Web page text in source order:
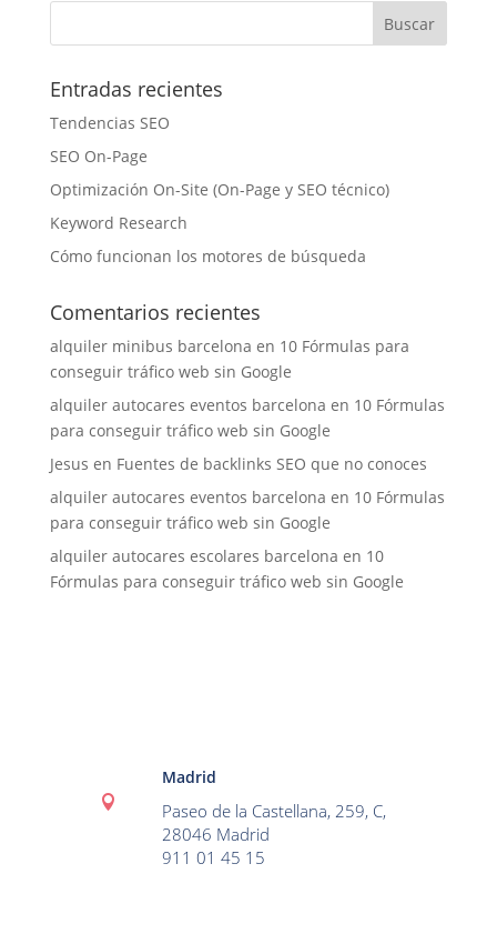
Entradas recientes
Tendencias SEO
SEO On-Page
Optimización On-Site (On-Page y SEO técnico)
Keyword Research
Cómo funcionan los motores de búsqueda
Comentarios recientes
alquiler minibus barcelona en 10 Fórmulas para
conseguir tráfico web sin Google
alquiler autocares eventos barcelona en 10 Fórmulas
para conseguir tráfico web sin Google
Jesus en Fuentes de backlinks SEO que no conoces
alquiler autocares eventos barcelona en 10 Fórmulas
para conseguir tráfico web sin Google
alquiler autocares escolares barcelona en 10
Fórmulas para conseguir tráfico web sin Google

Madrid
Paseo de la Castellana, 259, C,
28046 Madrid
911 01 45 15